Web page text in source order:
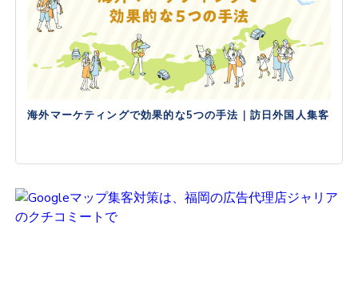
海外マーケティングで効果的な5つの手法｜訪日外国人集客